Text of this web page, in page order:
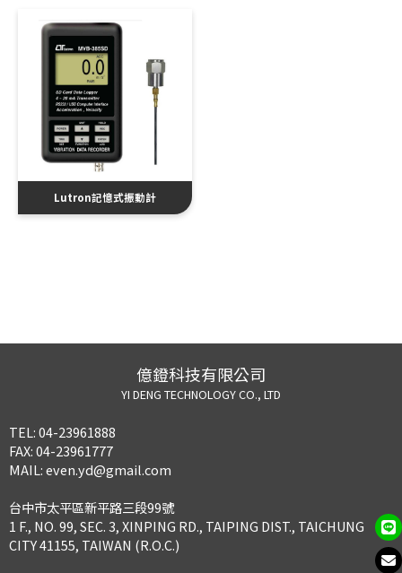
Lutron記憶式振動計
億鐙科技有限公司
YI DENG TECHNOLOGY CO., LTD
TEL:04-23961888
FAX:04-23961777
MAIL:even.yd@gmail.com
台中市太平區新平路三段99號
1 F., NO. 99, SEC. 3, XINPING RD., TAIPING DIST., TAICHUNG
CITY 41155, TAIWAN (R.O.C.)